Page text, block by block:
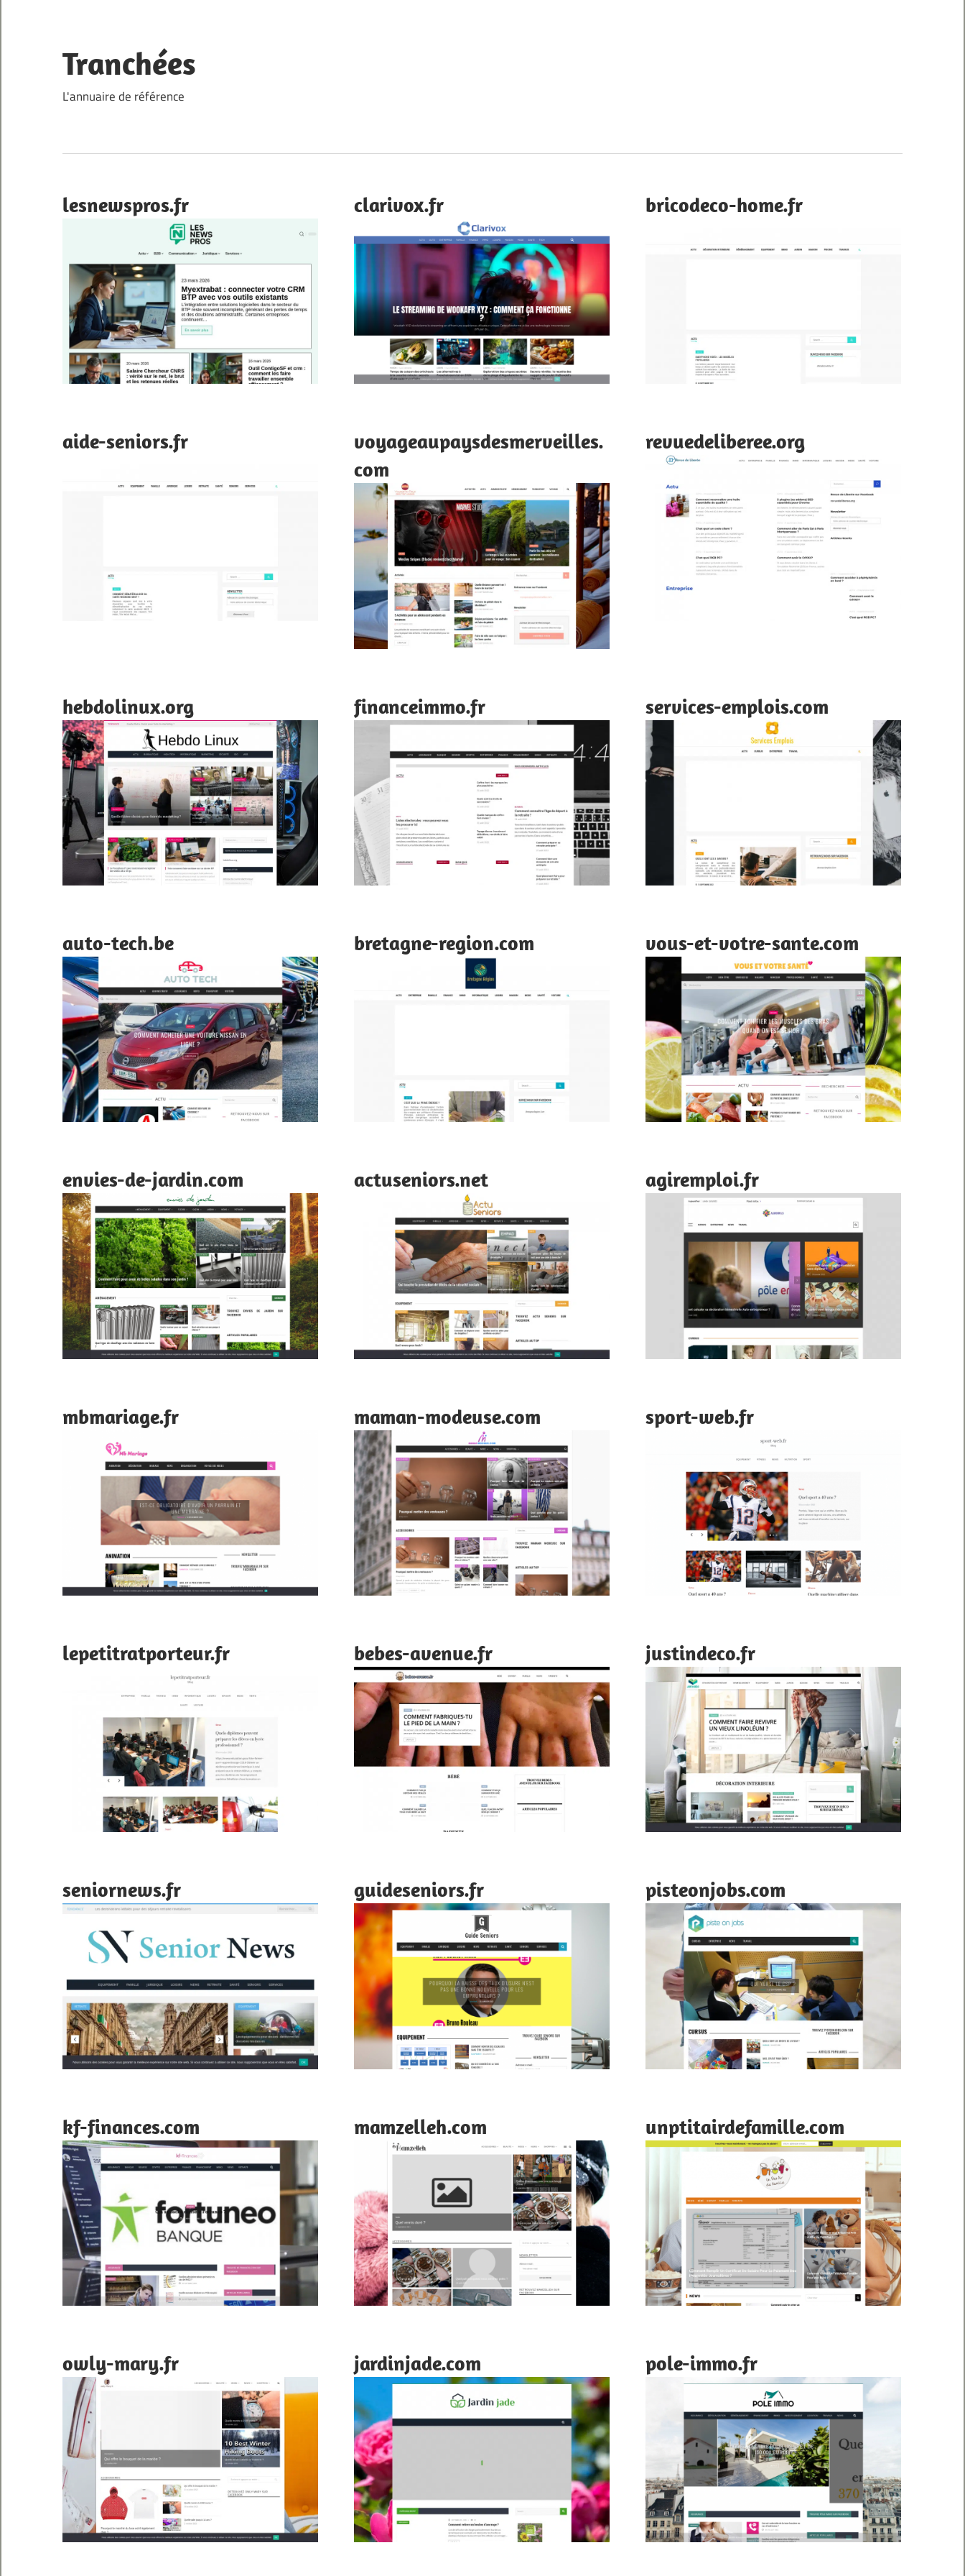
content
Tranchées
L'annuaire de référence
lesnewspros.fr clarivox.fr bricodeco-home.fr
aide-seniors.fr
voyageaupaysdesmerveilles.
com
revuedeliberee.org
hebdolinux.org financeimmo.fr services-emplois.com
auto-tech.be bretagne-region.com vous-et-votre-sante.com
envies-de-jardin.com actuseniors.net agiremploi.fr
mbmariage.fr maman-modeuse.com sport-web.fr
lepetitratporteur.fr bebes-avenue.fr justindeco.fr
seniornews.fr guideseniors.fr pisteonjobs.com
kf-finances.com mamzelleh.com unptitairdefamille.com
owly-mary.fr jardinjade.com pole-immo.fr